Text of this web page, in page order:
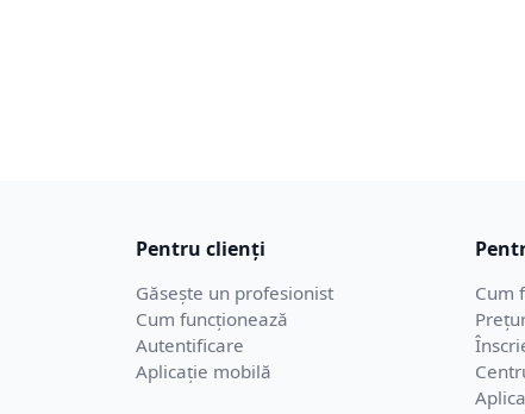
Pentru clienți
Găsește un profesionist
Cum funcționează
Autentificare
Aplicație mobilă
Cum